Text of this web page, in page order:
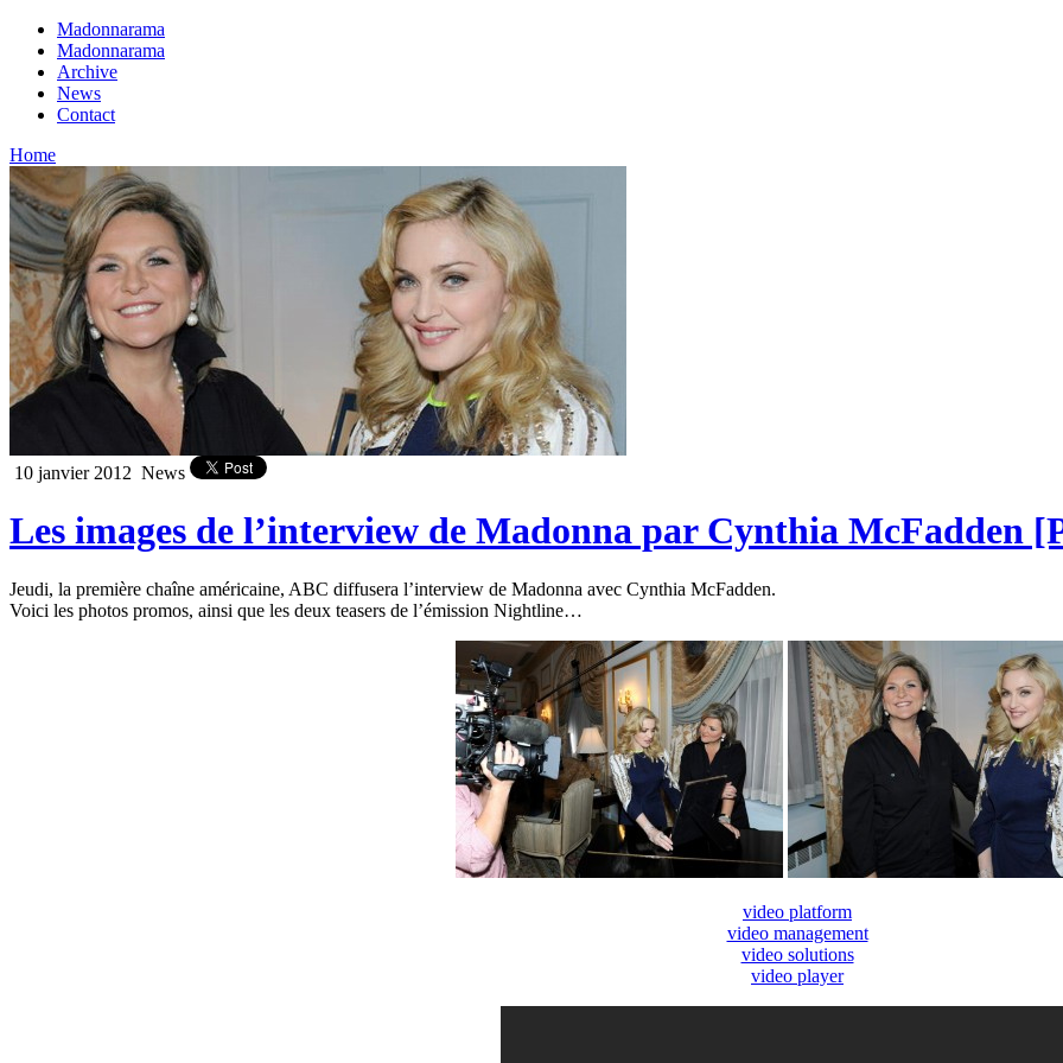
Madonnarama
Madonnarama
Archive
News
Contact
Home
10 janvier 2012 News
Les images de l’interview de Madonna par Cynthia McFadden
Jeudi, la première chaîne américaine, ABC diffusera l’interview de Madonna avec Cynthia McFadden.
Voici les photos promos, ainsi que les deux teasers de l’émission Nightline…
video platform
video management
video solutions
video player